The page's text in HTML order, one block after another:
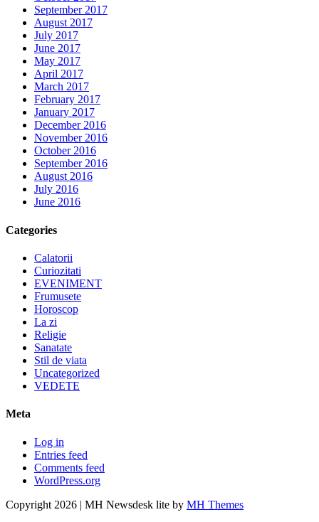
September 2017
August 2017
July 2017
June 2017
May 2017
April 2017
March 2017
February 2017
January 2017
December 2016
November 2016
October 2016
September 2016
August 2016
July 2016
June 2016
Categories
Calatorii
Curiozitati
EVENIMENT
Frumusete
Horoscop
La zi
Religie
Sanatate
Stil de viata
Uncategorized
VEDETE
Meta
Log in
Entries feed
Comments feed
WordPress.org
Copyright 2026 | MH Newsdesk lite by MH Themes